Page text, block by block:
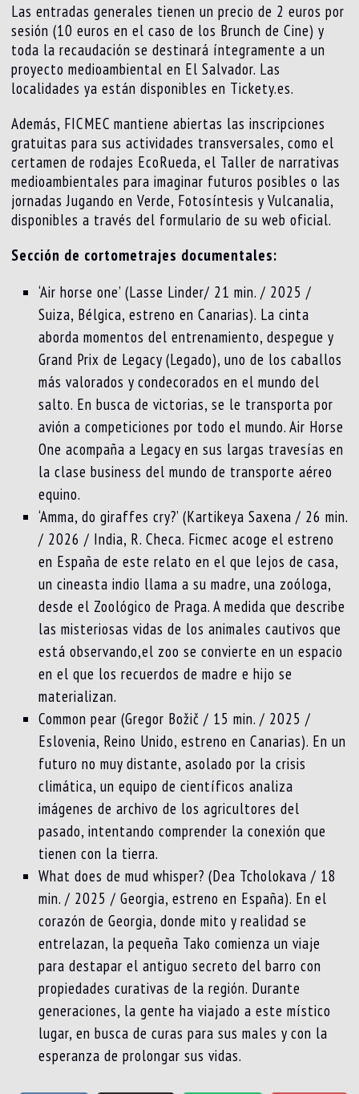
Las entradas generales tienen un precio de 2 euros por
sesión (10 euros en el caso de los Brunch de Cine) y
toda la recaudación se destinará íntegramente a un
proyecto medioambiental en El Salvador. Las
localidades ya están disponibles en Tickety.es.
Además, FICMEC mantiene abiertas las inscripciones
gratuitas para sus actividades transversales, como el
certamen de rodajes EcoRueda, el Taller de narrativas
medioambientales para imaginar futuros posibles o las
jornadas Jugando en Verde, Fotosíntesis y Vulcanalia,
disponibles a través del formulario de su web oficial.
Sección de cortometrajes documentales:
‘Air horse one’ (Lasse Linder/ 21 min. / 2025 /
Suiza, Bélgica, estreno en Canarias). La cinta
aborda momentos del entrenamiento, despegue y
Grand Prix de Legacy (Legado), uno de los caballos
más valorados y condecorados en el mundo del
salto. En busca de victorias, se le transporta por
avión a competiciones por todo el mundo. Air Horse
One acompaña a Legacy en sus largas travesías en
la clase business del mundo de transporte aéreo
equino.
‘Amma, do giraffes cry?’ (Kartikeya Saxena / 26 min.
/ 2026 / India, R. Checa. Ficmec acoge el estreno
en España de este relato en el que lejos de casa,
un cineasta indio llama a su madre, una zoóloga,
desde el Zoológico de Praga. A medida que describe
las misteriosas vidas de los animales cautivos que
está observando,el zoo se convierte en un espacio
en el que los recuerdos de madre e hijo se
materializan.
Common pear (Gregor Božič / 15 min. / 2025 /
Eslovenia, Reino Unido, estreno en Canarias). En un
futuro no muy distante, asolado por la crisis
climática, un equipo de científicos analiza
imágenes de archivo de los agricultores del
pasado, intentando comprender la conexión que
tienen con la tierra.
What does de mud whisper? (Dea Tcholokava / 18
min. / 2025 / Georgia, estreno en España). En el
corazón de Georgia, donde mito y realidad se
entrelazan, la pequeña Tako comienza un viaje
para destapar el antiguo secreto del barro con
propiedades curativas de la región. Durante
generaciones, la gente ha viajado a este místico
lugar, en busca de curas para sus males y con la
esperanza de prolongar sus vidas.